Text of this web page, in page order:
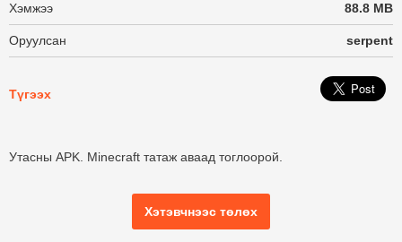
Хэмжээ 88.8 MB
Оруулсан serpent
Түгээх
Утасны APK. Minecraft татаж аваад тоглоорой.
Хэтэвчнээс төлөх